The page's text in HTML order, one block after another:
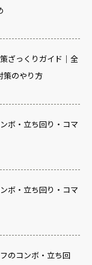
ざっくりガイド｜全
策のやり方
ボ・立ち回り・コマ
ボ・立ち回り・コマ
のコンボ・立ち回